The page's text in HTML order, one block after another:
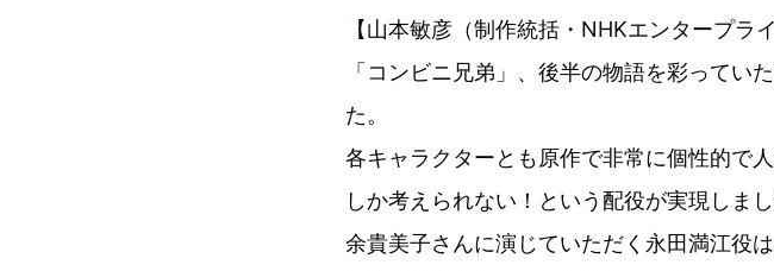
【山本敏彦（制作統括・NHKエンタープラ
「コンビニ兄弟」、後半の物語を彩ってい
た。
各キャラクターとも原作で非常に個性的で
しか考えられない！という配役が実現しまし
余貴美子さんに演じていただく永田満江役